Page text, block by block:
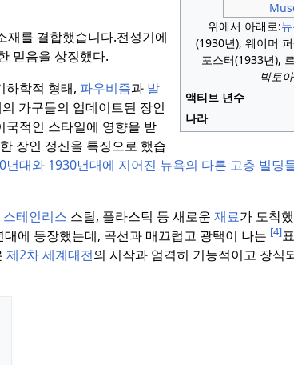
위에서 아래로:
(1930년), 웨이머
포스터(1933년),
빅토
액티브 년수
나라
재를 결합했습니다.전성기에
믿음을 상징했다.
하학적 형태, 파우비즘과 발
가구들의 업데이트된 장인
국적인 스타일에 영향을 받
장인 정신을 특징으로 했습
년대와 1930년대에 지어진 뉴욕의 다른 고층 빌딩
스테인리스 스틸, 플라스틱 등 새로운 재료가 도착
에 등장했는데, 곡선과 매끄럽고 광택이 나는 [4]
제2차 세계대전의 시작과 엄격히 기능적이고 장식